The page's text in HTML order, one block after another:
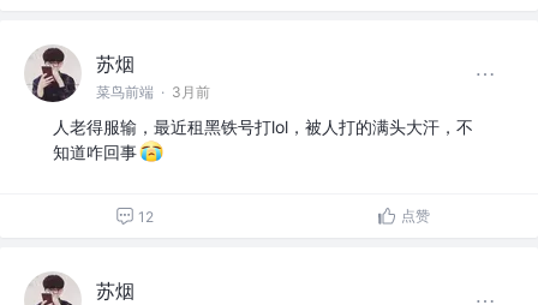
苏烟
菜鸟前端 · 3月前
人老得服输，最近租黑铁号打lol，被人打的满头大汗，不
知道咋回事
12 点赞
苏烟